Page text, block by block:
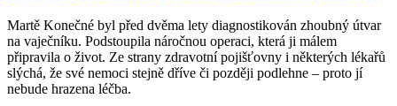
Martě Konečné byl před dvěma lety diagnostikován zhoubný útvar
na vaječníku. Podstoupila náročnou operaci, která ji málem
připravila o život. Ze strany zdravotní pojišťovny i některých lékařů
slýchá, že své nemoci stejně dříve či později podlehne – proto jí
nebude hrazena léčba.